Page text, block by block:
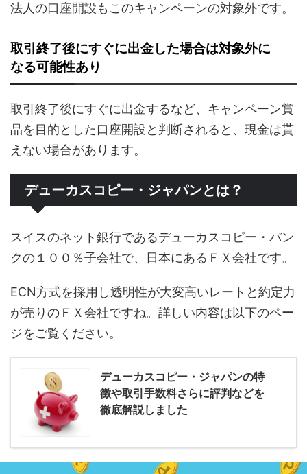
法人の口座開設もこのキャンペーンの対象外です。
取引終了後にすぐに出金した場合は対象外に
なる可能性あり
取引終了後にすぐに出金するなど、キャンペーン賞
品を目的とした口座開設と判断されると、現金は貰
えない場合があります。
デューカスコピー・ジャパンとは？
スイスのネット銀行であるデューカスコピー・バン
クの１００％子会社で、日本にあるＦＸ会社です。
ECN方式を採用し透明性が大変高いレートと約定力
が売りのＦＸ会社ですね。詳しい内容は以下のペー
ジをご覧ください。
デューカスコピー・ジャパンの特
徴や取引手数料さらに評判などを
徹底解説しました